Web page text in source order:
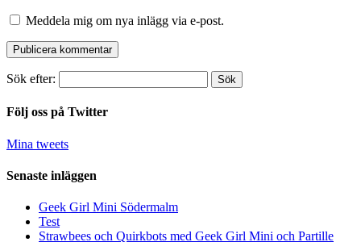
Meddela mig om nya inlägg via e-post.
Sök efter:
Följ oss på Twitter
Mina tweets
Senaste inläggen
Geek Girl Mini Södermalm
Test
Strawbees och Quirkbots med Geek Girl Mini och Partille